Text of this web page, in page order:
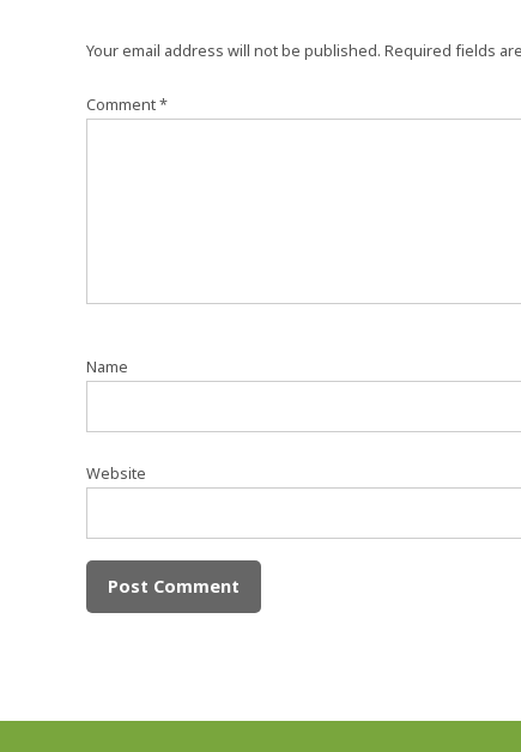
Your email address will not be published. Required fields
Comment*
Name
Website